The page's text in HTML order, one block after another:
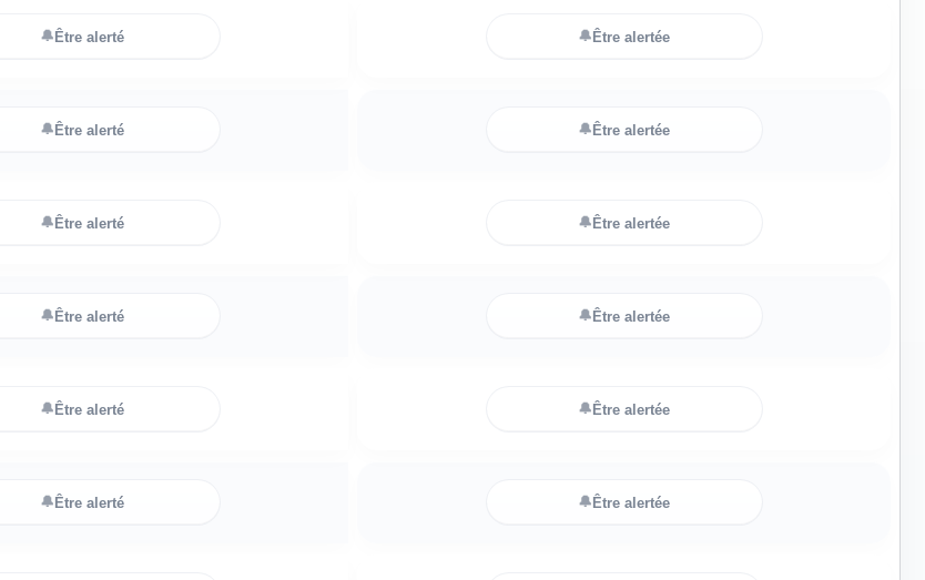
🔔Être alerté 🔔Être alertée
🔔Être alerté 🔔Être alertée
🔔Être alerté 🔔Être alertée
🔔Être alerté 🔔Être alertée
🔔Être alerté 🔔Être alertée
🔔Être alerté 🔔Être alertée